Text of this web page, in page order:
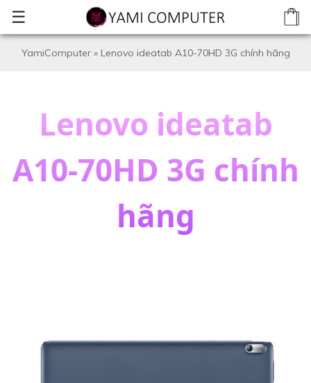
☰
YamiComputer» Lenovo ideatab A10-70HD 3G chính hãng
Lenovo ideatab
A10-70HD 3G chính
hãng